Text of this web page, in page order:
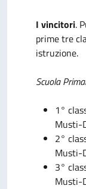
I vincitori.
prime tre
istruzione.
Scuola
1°
Musti-
2°
Musti-
3°
Musti-